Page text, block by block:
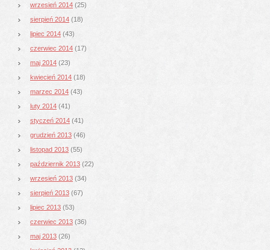
wrzesień 2014 (25)
sierpień 2014 (18)
lipiec 2014 (43)
czerwiec 2014 (17)
maj 2014 (23)
kwiecień 2014 (18)
marzec 2014 (43)
luty 2014 (41)
styczeń 2014 (41)
grudzień 2013 (46)
listopad 2013 (55)
październik 2013 (22)
wrzesień 2013 (34)
sierpień 2013 (67)
lipiec 2013 (53)
czerwiec 2013 (36)
maj 2013 (26)